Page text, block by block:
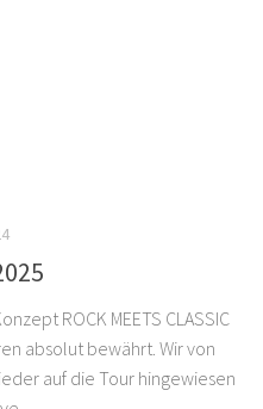
ROCK MEETS CLASSIC
absolut bewährt. Wir von
auf die Tour hingewiesen